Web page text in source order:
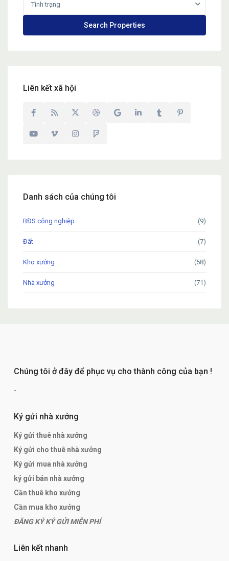
Tình trạng
Liên kết xã hội
Danh sách của chúng tôi
BĐS công nghiệp (9)
Đất (7)
Kho xưởng (58)
Nhà xưởng (71)
Chúng tôi ở đây để phục vụ cho thành công của bạn !
-
Ký gửi nhà xưởng
Ký gửi thuê nhà xưởng
Ký gửi cho thuê nhà xưởng
Ký gửi mua nhà xưởng
ký gửi bán nhà xưởng
Cần thuê kho xưởng
Cần mua kho xưởng
ĐĂNG KÝ KÝ GỬI MIỄN PHÍ
Liên kết nhanh